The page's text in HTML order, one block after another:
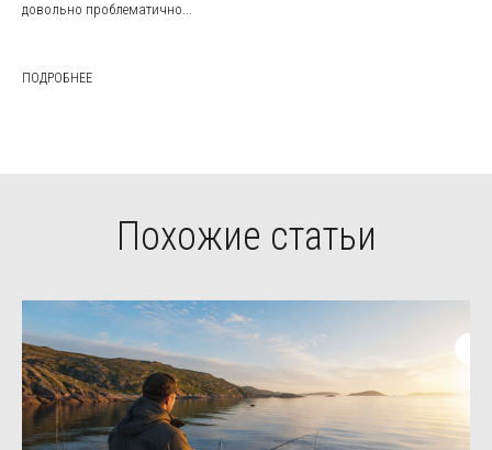
довольно проблематично...
ПОДРОБНЕЕ
Похожие статьи